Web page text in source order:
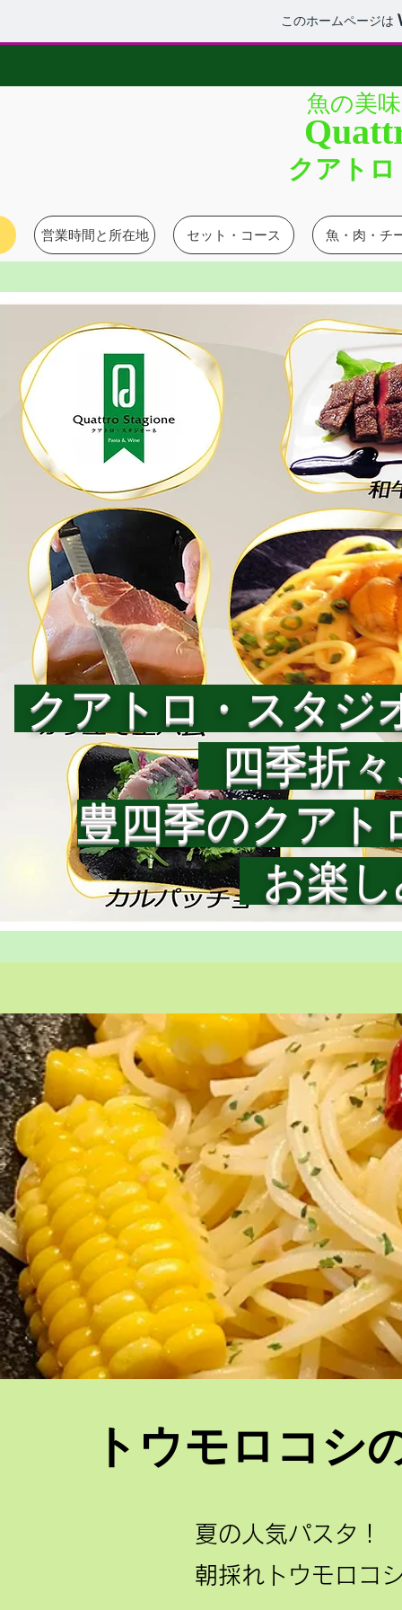
このホームページは
クアト
魚の美
営業時間と所在地 セット・コース 魚・肉・チ
クアトロ・スタジ
四季折
豊四季のクアト
お楽
トウモロコシ
夏の人気パスタ！
朝採れトウモロコ